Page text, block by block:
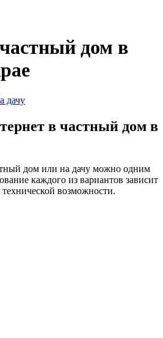
дом в
дачу
в частный дом в
дом или на дачу можно одним
каждого из вариантов зависит
возможности.